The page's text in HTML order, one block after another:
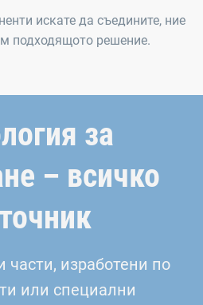
искате да съедините, ние
подходящото решение.
за
– всичко
части, изработени по
или специални